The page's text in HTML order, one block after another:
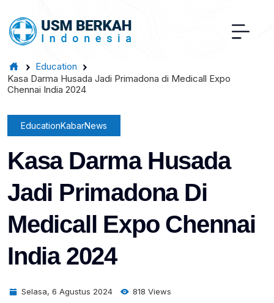
Education
Kasa Darma Husada Jadi Primadona di Medicall Expo
Chennai India 2024
EducationKabarNews
Kasa Darma Husada
Jadi Primadona Di
Medicall Expo Chennai
India 2024
Selasa, 6 Agustus 2024 818 Views